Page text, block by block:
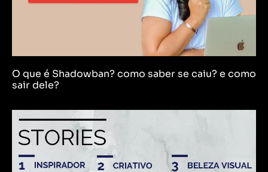
O que é Shadowban? como saber se caiu? e como
sair dele?